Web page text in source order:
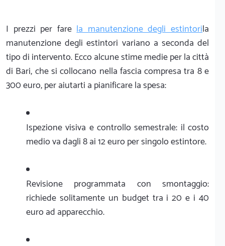
I prezzi per farela manutenzione degli estintorila
manutenzione degli estintori variano a seconda del
tipo di intervento. Ecco alcune stime medie per la città
di Bari, che si collocano nella fascia compresa tra 8 e
300 euro, per aiutarti a pianificare la spesa:
Ispezione visiva e controllo semestrale: il costo
medio va dagli 8 ai 12 euro per singolo estintore.
Revisione programmata con smontaggio:
richiede solitamente un budget tra i 20 e i 40
euro ad apparecchio.